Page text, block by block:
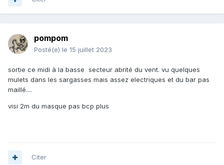
pompom
Posté(e) le 15 juillet 2023
sortie ce midi à la basse secteur abrité du vent. vu quelques
mulets dans les sargasses mais assez electriques et du bar pas
maillé....
visi 2m du masque pas bcp plus
Citer